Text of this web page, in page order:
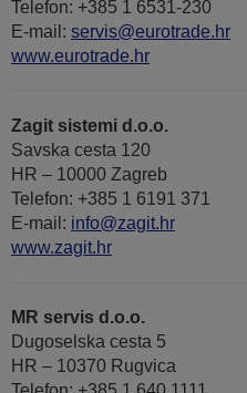
Telefon: +385 1 6531-230
E-mail: servis@eurotrade.hr
www.eurotrade.hr
Zagit sistemi d.o.o.
Savska cesta 120
HR – 10000 Zagreb
Telefon: +385 1 6191 371
E-mail: info@zagit.hr
www.zagit.hr
MR servis d.o.o.
Dugoselska cesta 5
HR – 10370 Rugvica